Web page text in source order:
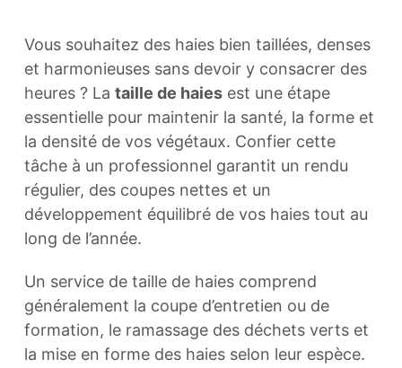
Vous souhaitez des haies bien taillées, denses
et harmonieuses sans devoir y consacrer des
heures ? La taille de haiesest une étape
essentielle pour maintenir la santé, la forme et
la densité de vos végétaux. Confier cette
tâche à un professionnel garantit un rendu
régulier, des coupes nettes et un
développement équilibré de vos haies tout au
long de l’année.
Un service de taille de haies comprend
généralement la coupe d’entretien ou de
formation, le ramassage des déchets verts et
la mise en forme des haies selon leur espèce.